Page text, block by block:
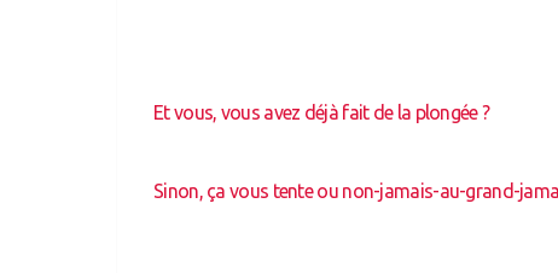
Et vous, vous avez déjà fait de la plongée ?
Sinon, ça vous tente ou non-jamais-au-grand-